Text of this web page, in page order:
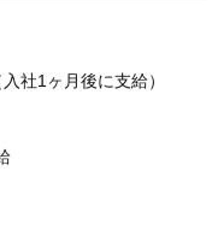
社1ヶ月後に支給）